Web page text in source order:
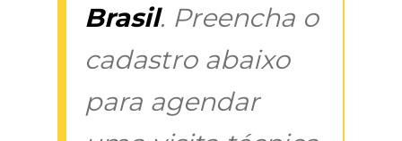
Brasil. Preencha o
cadastro abaixo
para agendar